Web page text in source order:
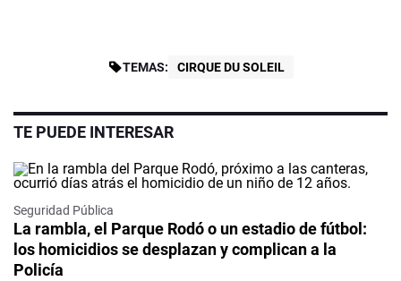
TEMAS: CIRQUE DU SOLEIL
TE PUEDE INTERESAR
Seguridad Pública
La rambla, el Parque Rodó o un estadio de fútbol:
los homicidios se desplazan y complican a la
Policía